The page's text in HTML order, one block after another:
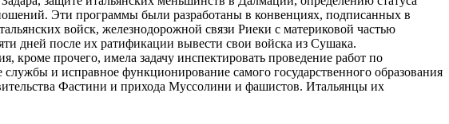
Эти программы были разработаны в конвенциях, подписанных в
войск, железнодорожной связи Риеки с материковой частью
дней после их ратификации вывести свои войска из Сушака.
прочего, имела задачу инспектировать проведение работ по
и исправное функционирование самого государственного образования
Фастини и прихода Муссолини и фашистов. Итальянцы их